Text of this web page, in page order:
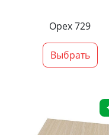
Орех 729
Выбрать